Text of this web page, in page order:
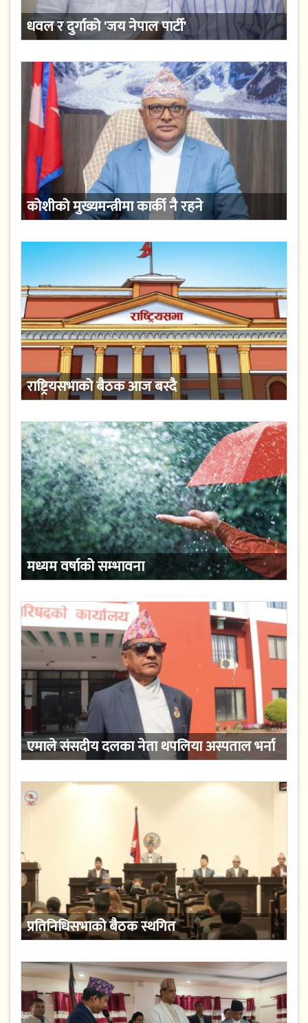
धवल र दुर्गाको 'जय नेपाल पार्टी'
कोशीको मुख्यमन्त्रीमा कार्की नै रहने
राष्ट्रियसभाको बैठक आज बस्दै
मध्यम वर्षाको सम्भावना
एमाले संसदीय दलका नेता थपलिया अस्पताल भर्ना
प्रतिनिधिसभाको बैठक स्थगित